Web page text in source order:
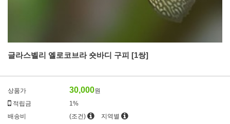
글라스벨리 옐로코브라 숏바디 구피 [1쌍]
상품가 30,000원
적립금
1%
배송비
(조건) 지역별